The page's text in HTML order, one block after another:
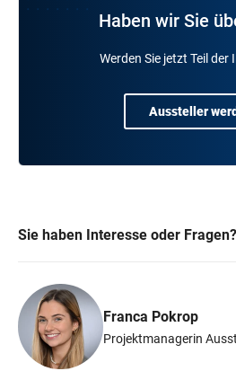
Haben wir Sie
Werden Sie jetzt Teil der
Aussteller
Sie haben Interesse oder
Franca Pokrop
Projektmanagerin